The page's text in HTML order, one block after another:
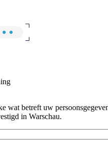
wat betreft uw
in Warschau.